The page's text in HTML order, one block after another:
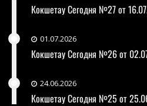
Кокшетау Сегодня №27 от
01.07.2026
Кокшетау Сегодня №26 от
24.06.2026
Кокшетау Сегодня №25 от